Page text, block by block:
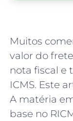
Muitos
valor do
nota fiscal e
ICMS. Este
A matéria
base no